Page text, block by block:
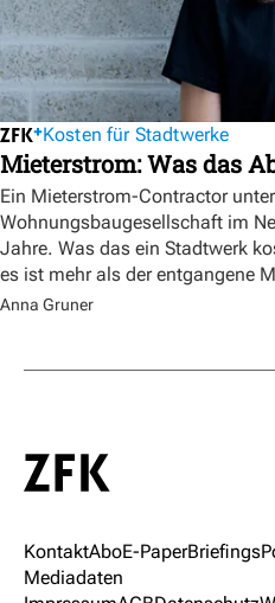
Kosten für Stadtwerke
Mieterstrom: Was das
Ein Mieterstrom-Contractor
Wohnungsbaugesellschaft im
Jahre. Was das ein Stadtwerk
es ist mehr als der entgangene
Anna Gruner
KontaktAboE-PaperBriefings
Mediadaten